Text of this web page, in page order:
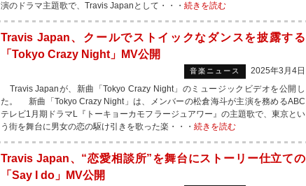
演のドラマ主題歌で、Travis Japanとして・・・ 続きを読む
Travis Japan、クールでストイックなダンスを披露する
「Tokyo Crazy Night」MV公開
音楽ニュース
2025年3月4日
Travis Japanが、新曲「Tokyo Crazy Night」のミュージックビデオを公開し
た。 新曲「Tokyo Crazy Night」は、メンバーの松倉海斗が主演を務めるABC
テレビ1月期ドラマL『トーキョーカモフラージュアワー』の主題歌で、東京とい
う街を舞台に男女の恋の駆け引きを歌った楽・・・ 続きを読む
Travis Japan、“恋愛相談所”を舞台にストーリー仕立ての
「Say I do」MV公開